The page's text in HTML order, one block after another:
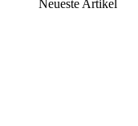
Neueste Artikel